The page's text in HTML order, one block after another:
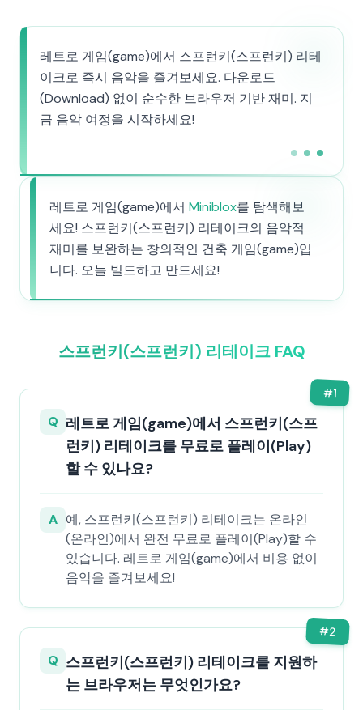
레트로 게임(game)에서 스프런키(스프런키) 리테
이크로 즉시 음악을 즐겨보세요. 다운로드
(Download) 없이 순수한 브라우저 기반 재미. 지
금 음악 여정을 시작하세요!
레트로 게임(game)에서 Miniblox를 탐색해보
세요! 스프런키(스프런키) 리테이크의 음악적
재미를 보완하는 창의적인 건축 게임(game)입
니다. 오늘 빌드하고 만드세요!
스프런키(스프런키) 리테이크 FAQ
#1
Q 레트로 게임(game)에서 스프런키(스프
런키) 리테이크를 무료로 플레이(Play)
할 수 있나요?
A 예, 스프런키(스프런키) 리테이크는 온라인
(온라인)에서 완전 무료로 플레이(Play)할 수
있습니다. 레트로 게임(game)에서 비용 없이
음악을 즐겨보세요!
#2
Q 스프런키(스프런키) 리테이크를 지원하
는 브라우저는 무엇인가요?